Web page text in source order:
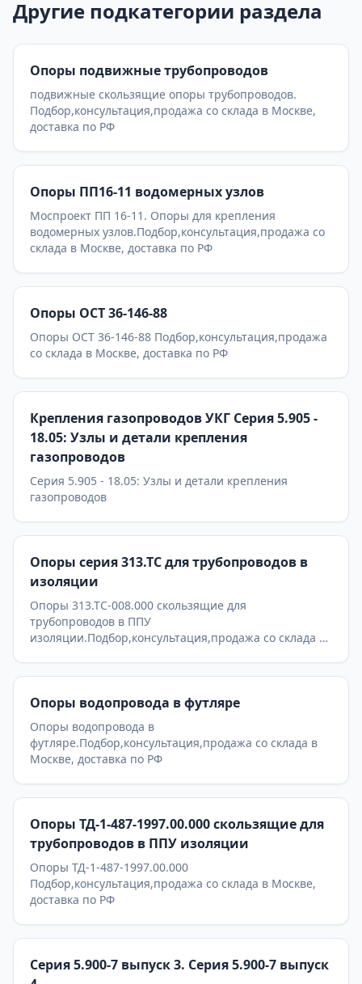
Другие подкатегории раздела
Опоры подвижные трубопроводов
подвижные скользящие опоры трубопроводов.
Подбор,консультация,продажа со склада в Москве,
доставка по РФ
Опоры ПП16-11 водомерных узлов
Моспроект ПП 16-11. Опоры для крепления
водомерных узлов.Подбор,консультация,продажа со
склада в Москве, доставка по РФ
Опоры ОСТ 36-146-88
Опоры ОСТ 36-146-88 Подбор,консультация,продажа
со склада в Москве, доставка по РФ
Крепления газопроводов УКГ Серия 5.905 -
18.05: Узлы и детали крепления
газопроводов
Серия 5.905 - 18.05: Узлы и детали крепления
газопроводов
Опоры серия 313.ТС для трубопроводов в
изоляции
Опоры 313.ТС-008.000 скользящие для
трубопроводов в ППУ
изоляции.Подбор,консультация,продажа со склада в
Опоры водопровода в футляре
Опоры водопровода в
футляре.Подбор,консультация,продажа со склада в
Москве, доставка по РФ
Опоры ТД-1-487-1997.00.000 скользящие для
трубопроводов в ППУ изоляции
Опоры ТД-1-487-1997.00.000
Подбор,консультация,продажа со склада в Москве,
доставка по РФ
Серия 5.900-7 выпуск 3. Серия 5.900-7 выпуск